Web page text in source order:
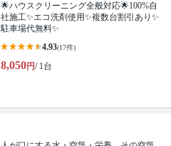
🌟ハウスクリーニング全般対応🌟100%自
社施工✨エコ洗剤使用✨複数台割引あり✨
駐車場代無料✨
4.93(17件)
8,050円/ 1台